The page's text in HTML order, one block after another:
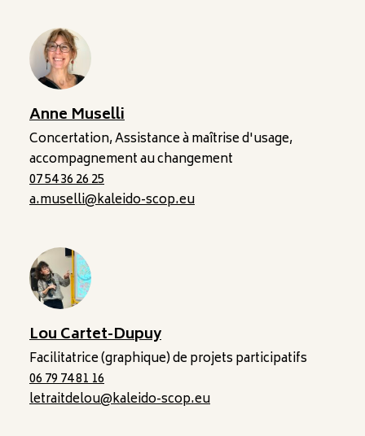
Anne Muselli
Concertation, Assistance à maîtrise d'usage,
accompagnement au changement
07 54 36 26 25
a.muselli@kaleido-scop.eu
Lou Cartet-Dupuy
Facilitatrice (graphique) de projets participatifs
06 79 74 81 16
letraitdelou@kaleido-scop.eu